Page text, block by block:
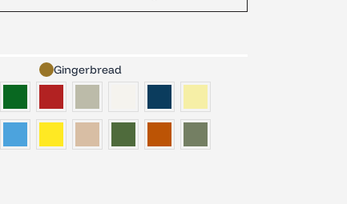
Gingerbread